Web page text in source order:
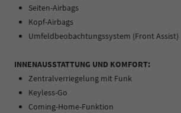
Seiten-Airbags
Kopf-Airbags
Umfeldbeobachtungssystem (Front Assist)
INNENAUSSTATTUNG UND KOMFORT:
Zentralverriegelung mit Funk
Keyless-Go
Coming-Home-Funktion